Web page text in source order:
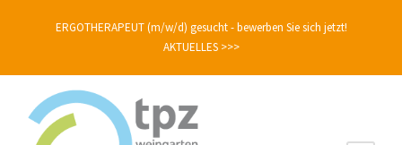
ERGOTHERAPEUT (m/w/d) gesucht - bewerben Sie sich jetzt!
AKTUELLES >>>